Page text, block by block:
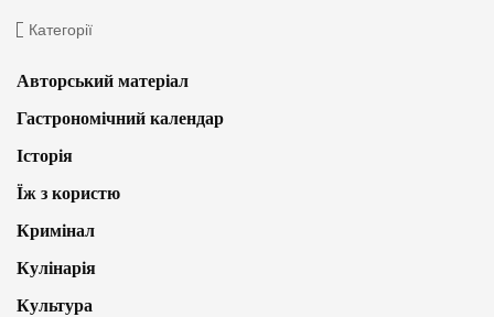
Категорії
Авторський матеріал
Гастрономічний календар
Історія
Їж з користю
Кримінал
Кулінарія
Культура